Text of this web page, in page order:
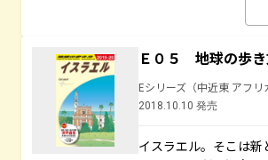
Ｅ０５ 地球の歩
Eシリーズ（中近東 アフ
2018.10.10 発売
イスラエル。そこは